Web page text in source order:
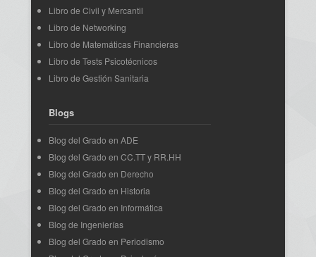
Libro de Civil y Mercantil
Libro de Networking
Libro de Matemáticas Financieras
Libro de Tests Psicotécnicos
Libro de Gestión Sanitaria
Blogs
Blog del Grado en ADE
Blog del Grado en CC.TT y RR.HH
Blog del Grado en Derecho
Blog del Grado en Historia
Blog del Grado en Informática
Blog de Ingenierías
Blog del Grado en Periodismo